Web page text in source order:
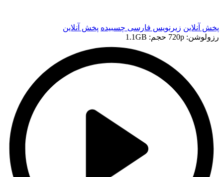
پخش آنلاین زیرنویس فارسی چسبیده پخش آنلاین
رزولوشن: 720p
حجم: 1.1GB